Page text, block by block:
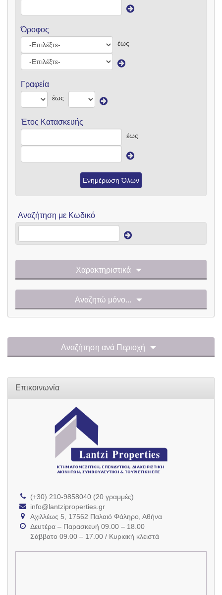
Όροφος
έως
Γραφεία
έως
Έτος Κατασκευής
έως
Ενημέρωση Όλων
Αναζήτηση με Κωδικό
Χαρακτηριστικά
Αναζητώ μόνο...
Αναζήτηση ανά Περιοχή
Επικοινωνία
(+30) 210-9858040 (20 γραμμές)
info@lantziproperties.gr
Αχιλλέως 5, 17562 Παλαιό Φάληρο, Αθήνα
Δευτέρα – Παρασκευή 09.00 – 18.00
Σάββατο 09.00 – 17.00 / Κυριακή κλειστά